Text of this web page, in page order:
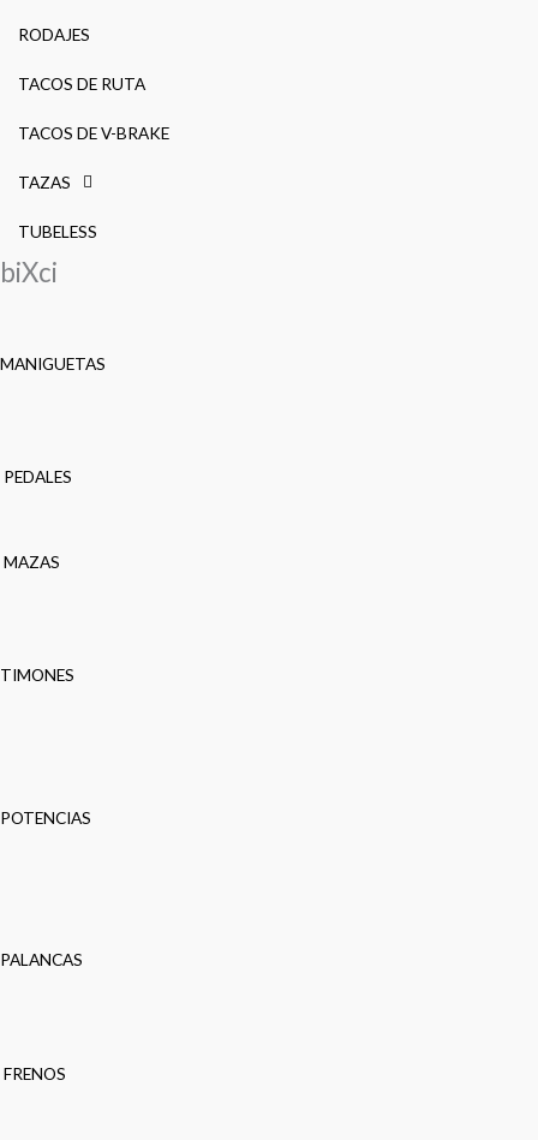
RODAJES
TACOS DE RUTA
TACOS DE V-BRAKE
TAZAS
TUBELESS
biXci
MANIGUETAS
PEDALES
MAZAS
TIMONES
POTENCIAS
PALANCAS
FRENOS